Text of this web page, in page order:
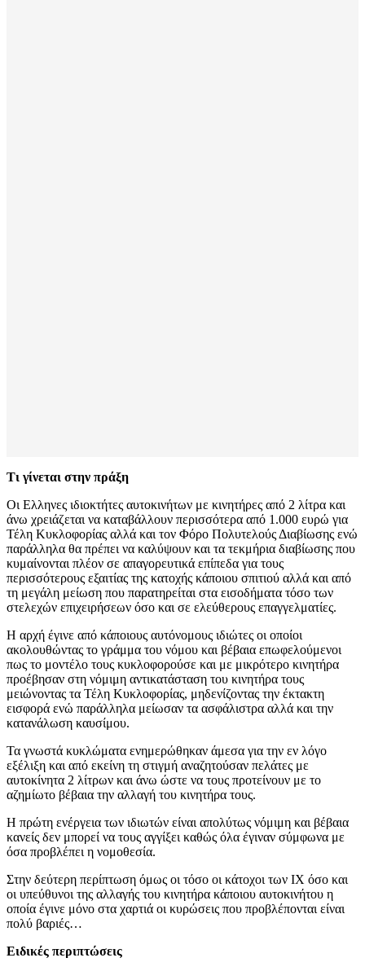
Τι γίνεται στην πράξη
Οι Ελληνες ιδιοκτήτες αυτοκινήτων με κινητήρες από 2 λίτρα και
άνω χρειάζεται να καταβάλλουν περισσότερα από 1.000 ευρώ για
Τέλη Κυκλοφορίας αλλά και τον Φόρο Πολυτελούς Διαβίωσης ενώ
παράλληλα θα πρέπει να καλύψουν και τα τεκμήρια διαβίωσης που
κυμαίνονται πλέον σε απαγορευτικά επίπεδα για τους
περισσότερους εξαιτίας της κατοχής κάποιου σπιτιού αλλά και από
τη μεγάλη μείωση που παρατηρείται στα εισοδήματα τόσο των
στελεχών επιχειρήσεων όσο και σε ελεύθερους επαγγελματίες.
Η αρχή έγινε από κάποιους αυτόνομους ιδιώτες οι οποίοι
ακολουθώντας το γράμμα του νόμου και βέβαια επωφελούμενοι
πως το μοντέλο τους κυκλοφορούσε και με μικρότερο κινητήρα
προέβησαν στη νόμιμη αντικατάσταση του κινητήρα τους
μειώνοντας τα Τέλη Κυκλοφορίας, μηδενίζοντας την έκτακτη
εισφορά ενώ παράλληλα μείωσαν τα ασφάλιστρα αλλά και την
κατανάλωση καυσίμου.
Τα γνωστά κυκλώματα ενημερώθηκαν άμεσα για την εν λόγο
εξέλιξη και από εκείνη τη στιγμή αναζητούσαν πελάτες με
αυτοκίνητα 2 λίτρων και άνω ώστε να τους προτείνουν με το
αζημίωτο βέβαια την αλλαγή του κινητήρα τους.
Η πρώτη ενέργεια των ιδιωτών είναι απολύτως νόμιμη και βέβαια
κανείς δεν μπορεί να τους αγγίξει καθώς όλα έγιναν σύμφωνα με
όσα προβλέπει η νομοθεσία.
Στην δεύτερη περίπτωση όμως οι τόσο οι κάτοχοι των ΙΧ όσο και
οι υπεύθυνοι της αλλαγής του κινητήρα κάποιου αυτοκινήτου η
οποία έγινε μόνο στα χαρτιά οι κυρώσεις που προβλέπονται είναι
πολύ βαριές…
Ειδικές περιπτώσεις